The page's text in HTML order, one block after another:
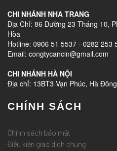
CHI NHÁNH NHA TRANG
Địa Chỉ: 86 Đường 23 Tháng 10,
Hòa
Hotline: 0906 51 5537 - 0282 253
Email: congtycancin@gmail.com
CHI NHÁNH HÀ NỘI
Địa chỉ: 13BT3 Vạn Phúc, Hà
CHÍNH SÁCH
Chính sách bảo mật
Điều kiện giao dịch chung